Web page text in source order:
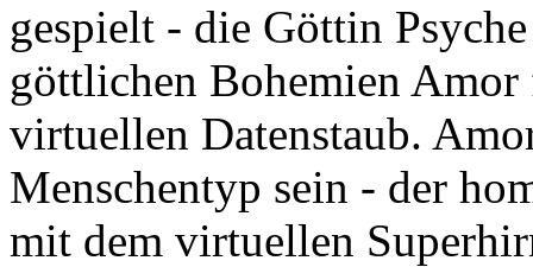
gespielt - die Göttin
göttlichen Bohemien
virtuellen Datenstaub.
Menschentyp sein - der
mit dem virtuellen